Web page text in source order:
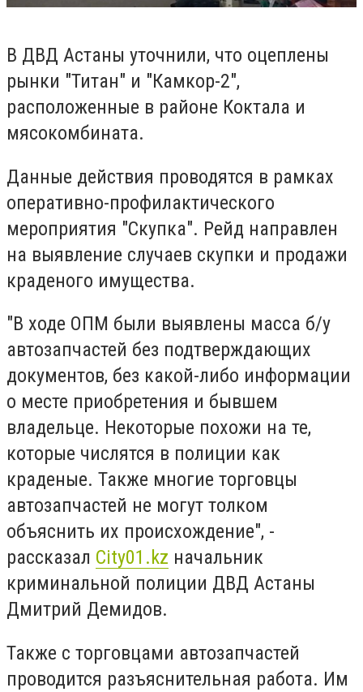
В ДВД Астаны уточнили, что оцеплены
рынки "Титан" и "Камкор-2",
расположенные в районе Коктала и
мясокомбината.
Данные действия проводятся в рамках
оперативно-профилактического
мероприятия "Скупка". Рейд направлен
на выявление случаев скупки и продажи
краденого имущества.
"В ходе ОПМ были выявлены масса б/у
автозапчастей без подтверждающих
документов, без какой-либо информации
о месте приобретения и бывшем
владельце. Некоторые похожи на те,
которые числятся в полиции как
краденые. Также многие торговцы
автозапчастей не могут толком
объяснить их происхождение", -
рассказал Сity01.kz начальник
криминальной полиции ДВД Астаны
Дмитрий Демидов.
Также с торговцами автозапчастей
проводится разъяснительная работа. Им